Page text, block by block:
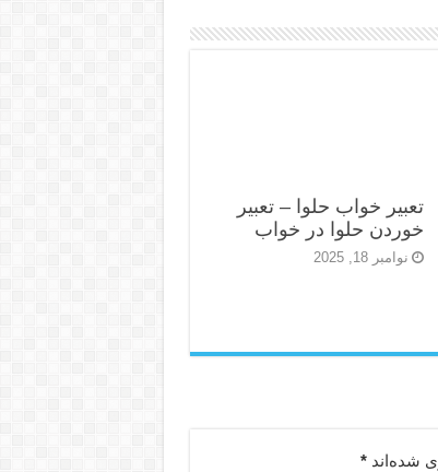
تعبیر خواب حلوا – تعبیر
خوردن حلوا در خواب
نوامبر 18, 2025
شده‌اند*